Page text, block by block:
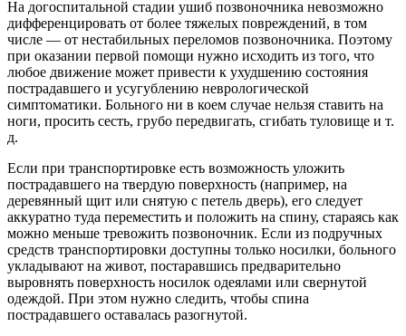
На догоспитальной стадии ушиб позвоночника невозможно
дифференцировать от более тяжелых повреждений, в том
числе — от нестабильных переломов позвоночника. Поэтому
при оказании первой помощи нужно исходить из того, что
любое движение может привести к ухудшению состояния
пострадавшего и усугублению неврологической
симптоматики. Больного ни в коем случае нельзя ставить на
ноги, просить сесть, грубо передвигать, сгибать туловище и т.
д.
Если при транспортировке есть возможность уложить
пострадавшего на твердую поверхность (например, на
деревянный щит или снятую с петель дверь), его следует
аккуратно туда переместить и положить на спину, стараясь как
можно меньше тревожить позвоночник. Если из подручных
средств транспортировки доступны только носилки, больного
укладывают на живот, постаравшись предварительно
выровнять поверхность носилок одеялами или свернутой
одеждой. При этом нужно следить, чтобы спина
пострадавшего оставалась разогнутой.